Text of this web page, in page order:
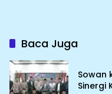
Baca Juga
Sowan
Sinergi